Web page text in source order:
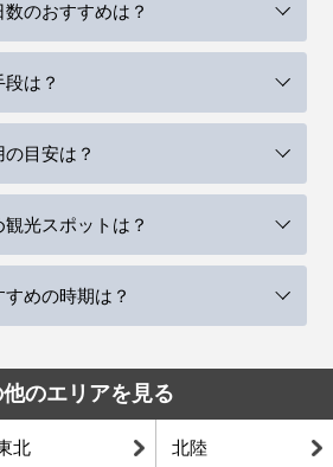
のおすすめは？
は？
目安は？
光スポットは？
めの時期は？
のエリアを見る
北 北陸